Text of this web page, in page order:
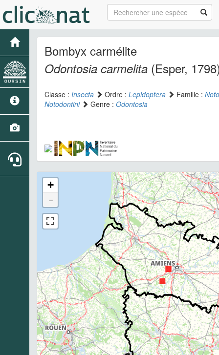
Bombyx carmélite
Odontosia carmelita (Esper,
Classe : Insecta Ordre : Lepidoptera Famille :
Notodontini
Genre : Odontosia
+
-